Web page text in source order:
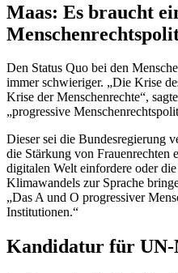
Maas: Es braucht
Den Status Quo bei den
immer schwieriger. „Die Krise
Krise der Menschenrechte“,
„progressive
Dieser sei die Bundesregierung
die Stärkung von Frauenrechten
digitalen Welt einfordere oder
Klimawandels zur Sprache
„Das A und O progressiver
Institutionen.“
Kandidatur für UN-